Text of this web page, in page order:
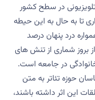
در سطح کشور
تا به حال به این حیطه
درد پنهان درصد
شماری از تنش های
در جامعه است.
حوزه تئاتر به متن
این اثر داشته باشند،